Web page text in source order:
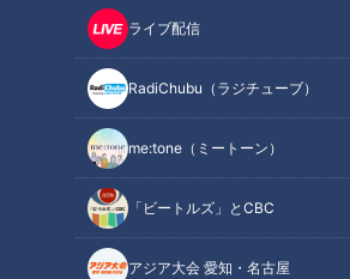
ライブ配信
RadiChubu（ラジチューブ）
me:tone（ミートーン）
「ビートルズ」とCBC
アジア大会 愛知・名古屋
記事に戻る
この記事を見たあなたへのおすすめ